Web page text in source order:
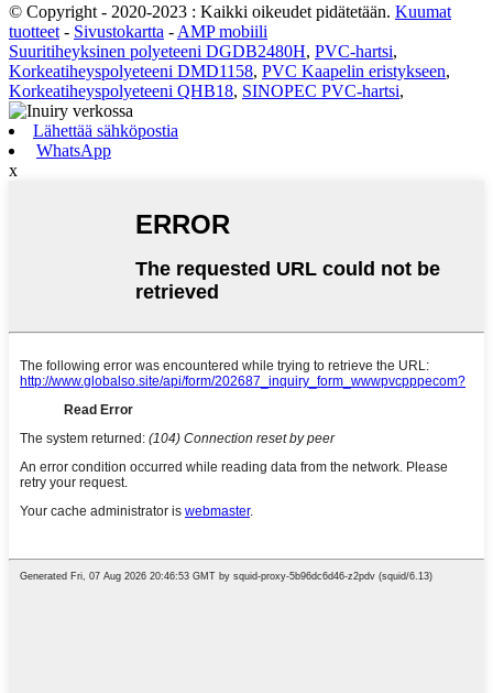
© Copyright - 2020-2023 : Kaikki oikeudet pidätetään. Kuumat
tuotteet - Sivustokartta - AMP mobiili
Suuritiheyksinen polyeteeni DGDB2480H, PVC-hartsi,
Korkeatiheyspolyeteeni DMD1158, PVC Kaapelin eristykseen,
Korkeatiheyspolyeteeni QHB18, SINOPEC PVC-hartsi,
Lähettää sähköpostia
WhatsApp
x